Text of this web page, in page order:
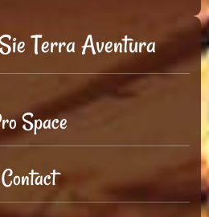
Terra Aventura
Space
Contact